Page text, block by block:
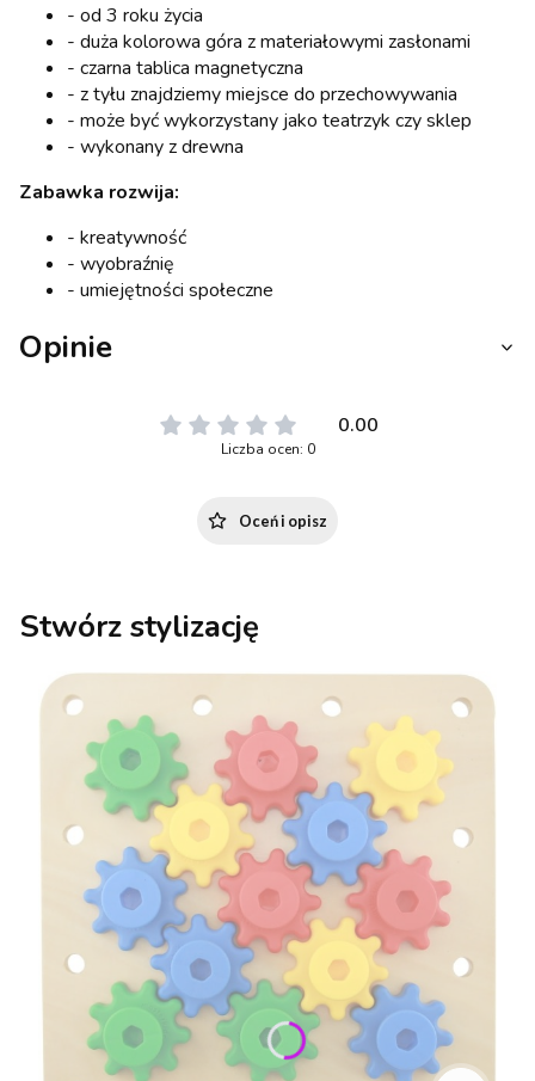
- od 3 roku życia
- duża kolorowa góra z materiałowymi zasłonami
- czarna tablica magnetyczna
- z tyłu znajdziemy miejsce do przechowywania
- może być wykorzystany jako teatrzyk czy sklep
- wykonany z drewna
Zabawka rozwija:
- kreatywność
- wyobraźnię
- umiejętności społeczne
Opinie
0.00
Liczba ocen: 0
Oceń i opisz
Stwórz stylizację